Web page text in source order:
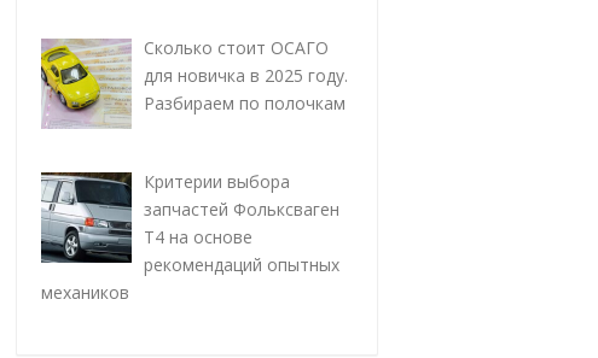
Сколько стоит ОСАГО
для новичка в 2025 году.
Разбираем по полочкам
Критерии выбора
запчастей Фольксваген
Т4 на основе
рекомендаций опытных
механиков